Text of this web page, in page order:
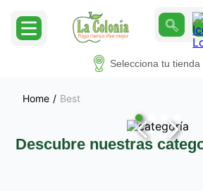
Selecciona tu tienda
Best
Descubre nuestras